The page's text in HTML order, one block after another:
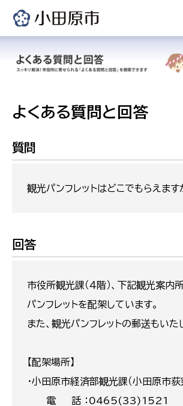
よくある質問と回答
質問
観光パンフレットはどこでもらえます
回答
市役所観光課（４階）、下記観光案内
パンフレットを配架しています。
また、観光パンフレットの郵送もいた
【配架場所】
・小田原市経済部観光課（小田原市荻
電 話 ：0465(33)1521